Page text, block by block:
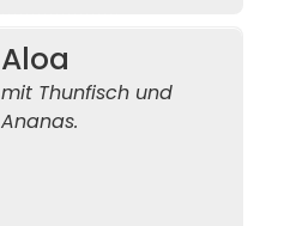
Aloa
mit Thunfisch und
Ananas.